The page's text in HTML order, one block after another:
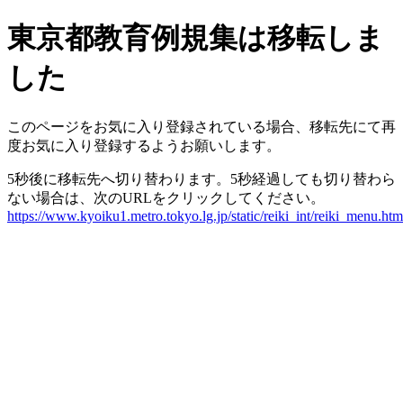
東京都教育例規集は移転しま
した
このページをお気に入り登録されている場合、移転先にて再
度お気に入り登録するようお願いします。
5秒後に移転先へ切り替わります。5秒経過しても切り替わら
ない場合は、次のURLをクリックしてください。
https://www.kyoiku1.metro.tokyo.lg.jp/static/reiki_int/